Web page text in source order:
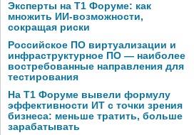
Эксперты на Т1 Форуме: как
множить ИИ-возможности,
сокращая риски
Российское ПО виртуализации и
инфраструктурное ПО — наиболее
востребованные направления для
тестирования
На Т1 Форуме вывели формулу
эффективности ИТ с точки зрения
бизнеса: меньше тратить, больше
зарабатывать